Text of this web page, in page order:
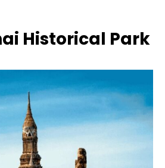
Historical Park